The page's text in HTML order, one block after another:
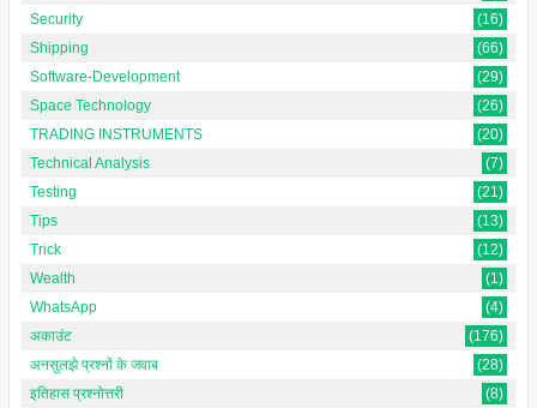
Security
(16)
Shipping
(66)
Software-Development
(29)
Space Technology
(26)
TRADING INSTRUMENTS
(20)
Technical Analysis
(7)
Testing
(21)
Tips
(13)
Trick
(12)
Wealth
(1)
WhatsApp
(4)
अकाउंट
(176)
अनसुलझे प्रश्नों के जवाब
(28)
इतिहास प्रश्नोत्तरी
(8)